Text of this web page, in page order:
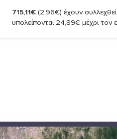
715,11€ (2,96€) έχουν
υπολείπονται 24,89€ μέχρι τον